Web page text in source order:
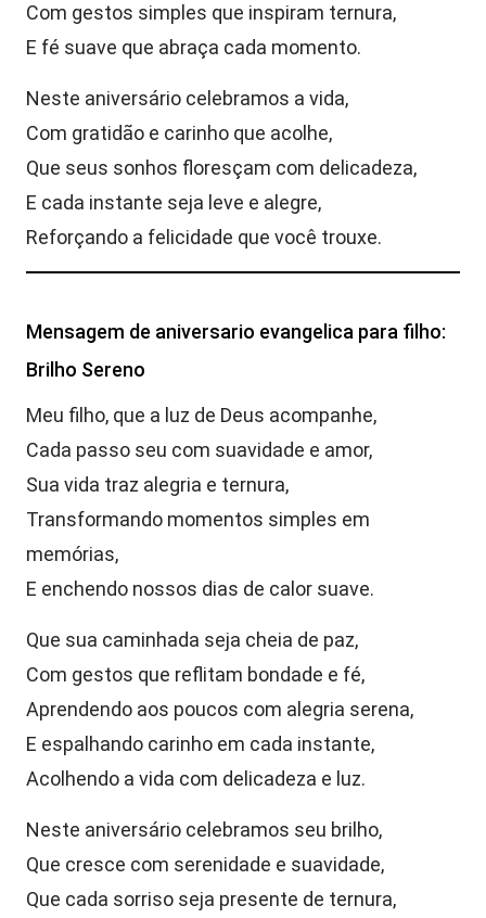
Com gestos simples que inspiram ternura,
E fé suave que abraça cada momento.
Neste aniversário celebramos a vida,
Com gratidão e carinho que acolhe,
Que seus sonhos floresçam com delicadeza,
E cada instante seja leve e alegre,
Reforçando a felicidade que você trouxe.
Mensagem de aniversario evangelica para filho:
Brilho Sereno
Meu filho, que a luz de Deus acompanhe,
Cada passo seu com suavidade e amor,
Sua vida traz alegria e ternura,
Transformando momentos simples em
memórias,
E enchendo nossos dias de calor suave.
Que sua caminhada seja cheia de paz,
Com gestos que reflitam bondade e fé,
Aprendendo aos poucos com alegria serena,
E espalhando carinho em cada instante,
Acolhendo a vida com delicadeza e luz.
Neste aniversário celebramos seu brilho,
Que cresce com serenidade e suavidade,
Que cada sorriso seja presente de ternura,